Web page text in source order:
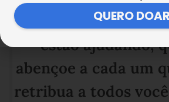
quero agradecer a
estão ajudando,
abençoe a cada um
retribua a todos
QUERO DOAR